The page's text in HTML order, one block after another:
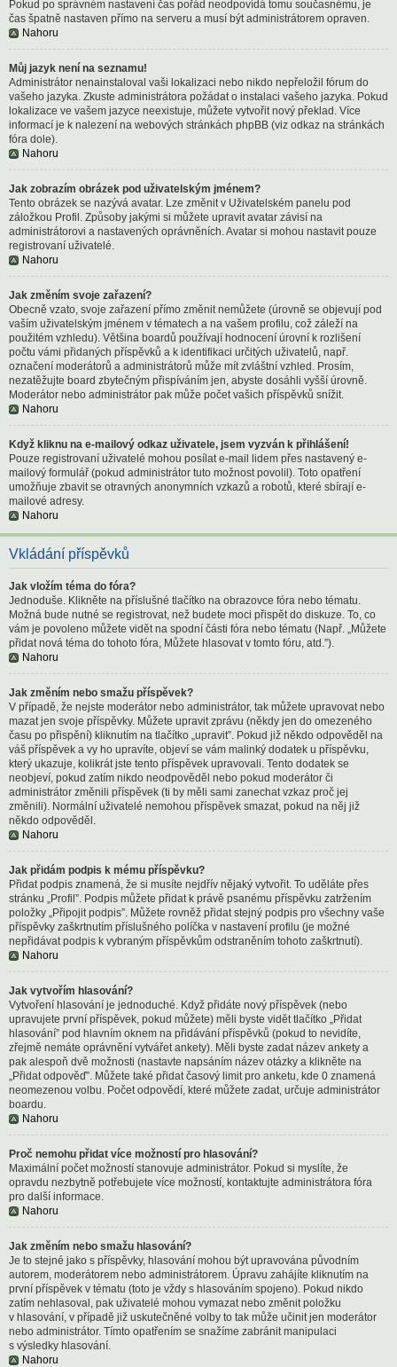
Pokud po správném nastavení čas pořád neodpovídá tomu současnému, je
čas špatně nastaven přímo na serveru a musí být administrátorem opraven.
Nahoru
Můj jazyk není na seznamu!
Administrátor nenainstaloval vaši lokalizaci nebo nikdo nepřeložil fórum do
vašeho jazyka. Zkuste administrátora požádat o instalaci vašeho jazyka. Pokud
lokalizace ve vašem jazyce neexistuje, můžete vytvořit nový překlad. Více
informací je k nalezení na webových stránkách phpBB (viz odkaz na stránkách
fóra dole).
Nahoru
Jak zobrazím obrázek pod uživatelským jménem?
Tento obrázek se nazývá avatar. Lze změnit v Uživatelském panelu pod
záložkou Profil. Způsoby jakými si můžete upravit avatar závisí na
administrátorovi a nastavených oprávněních. Avatar si mohou nastavit pouze
registrovaní uživatelé.
Nahoru
Jak změním svoje zařazení?
Obecně vzato, svoje zařazení přímo změnit nemůžete (úrovně se objevují pod
vaším uživatelským jménem v tématech a na vašem profilu, což záleží na
použitém vzhledu). Většina boardů používají hodnocení úrovní k rozlišení
počtu vámi přidaných příspěvků a k identifikaci určitých uživatelů, např.
označení moderátorů a administrátorů může mít zvláštní vzhled. Prosím,
nezatěžujte board zbytečným přispíváním jen, abyste dosáhli vyšší úrovně.
Moderátor nebo administrátor pak může počet vašich příspěvků snížit.
Nahoru
Když kliknu na e-mailový odkaz uživatele, jsem vyzván k přihlášení!
Pouze registrovaní uživatelé mohou posílat e-mail lidem přes nastavený e-
mailový formulář (pokud administrátor tuto možnost povolil). Toto opatření
umožňuje zbavit se otravných anonymních vzkazů a robotů, které sbírají e-
mailové adresy.
Nahoru
Vkládání příspěvků
Jak vložím téma do fóra?
Jednoduše. Klikněte na příslušné tlačítko na obrazovce fóra nebo tématu.
Možná bude nutné se registrovat, než budete moci přispět do diskuze. To, co
vám je povoleno můžete vidět na spodní části fóra nebo tématu (Např. „Můžete
přidat nová téma do tohoto fóra, Můžete hlasovat v tomto fóru, atd.”).
Nahoru
Jak změním nebo smažu příspěvek?
V případě, že nejste moderátor nebo administrátor, tak můžete upravovat nebo
mazat jen svoje příspěvky. Můžete upravit zprávu (někdy jen do omezeného
času po přispění) kliknutím na tlačítko „upravit”. Pokud již někdo odpověděl na
váš příspěvek a vy ho upravíte, objeví se vám malinký dodatek u příspěvku,
který ukazuje, kolikrát jste tento příspěvek upravovali. Tento dodatek se
neobjeví, pokud zatím nikdo neodpověděl nebo pokud moderátor či
administrátor změnili příspěvek (ti by měli sami zanechat vzkaz proč jej
změnili). Normální uživatelé nemohou příspěvek smazat, pokud na něj již
někdo odpověděl.
Nahoru
Jak přidám podpis k mému příspěvku?
Přidat podpis znamená, že si musíte nejdřív nějaký vytvořit. To uděláte přes
stránku „Profil”. Podpis můžete přidat k právě psanému příspěvku zatržením
položky „Připojit podpis”. Můžete rovněž přidat stejný podpis pro všechny vaše
příspěvky zaškrtnutím příslušného políčka v nastavení profilu (je možné
nepřidávat podpis k vybraným příspěvkům odstraněním tohoto zaškrtnutí).
Nahoru
Jak vytvořím hlasování?
Vytvoření hlasování je jednoduché. Když přidáte nový příspěvek (nebo
upravujete první příspěvek, pokud můžete) měli byste vidět tlačítko „Přidat
hlasování” pod hlavním oknem na přidávání příspěvků (pokud to nevidíte,
zřejmě nemáte oprávnění vytvářet ankety). Měli byste zadat název ankety a
pak alespoň dvě možnosti (nastavte napsáním název otázky a klikněte na
„Přidat odpověď”. Můžete také přidat časový limit pro anketu, kde 0 znamená
neomezenou volbu. Počet odpovědí, které můžete zadat, určuje administrátor
boardu.
Nahoru
Proč nemohu přidat více možností pro hlasování?
Maximální počet možností stanovuje administrátor. Pokud si myslíte, že
opravdu nezbytně potřebujete více možností, kontaktujte administrátora fóra
pro další informace.
Nahoru
Jak změním nebo smažu hlasování?
Je to stejné jako s příspěvky, hlasování mohou být upravována původním
autorem, moderátorem nebo administrátorem. Úpravu zahájíte kliknutím na
první příspěvek v tématu (toto je vždy s hlasováním spojeno). Pokud nikdo
zatím nehlasoval, pak uživatelé mohou vymazat nebo změnit položku
v hlasování, v případě již uskutečněné volby to tak může učinit jen moderátor
nebo administrátor. Tímto opatřením se snažíme zabránit manipulaci
s výsledky hlasování.
Nahoru